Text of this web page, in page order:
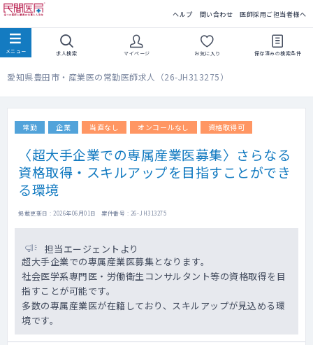
ヘルプ 問い合わせ 医師採用ご担当者様へ
求人検索 マイページ お気に入り 保存済みの検索条件
愛知県豊田市・産業医の常勤医師求人（26-JH313275）
常勤 企業 当直なし オンコールなし 資格取得可
〈超大手企業での専属産業医募集〉さらなる
資格取得・スキルアップを目指すことができ
る環境
掲載更新日 : 2026年06月01日 案件番号 : 26-JH313275
担当エージェントより
超大手企業での専属産業医募集となります。
社会医学系専門医・労働衛生コンサルタント等の資格取得を目
指すことが可能です。
多数の専属産業医が在籍しており、スキルアップが見込める環
境です。